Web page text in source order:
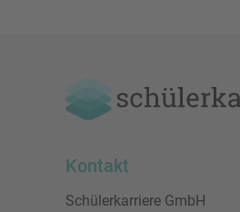
Kontakt
Schülerkarriere GmbH